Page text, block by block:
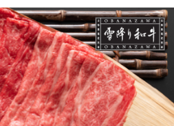
5等級限定 雪降り和牛尾花沢 しゃぶしゃぶ す
山形牛 5等級限定 雪降り和牛尾花沢 し
すき焼き(牛肉) 5等級限定 雪降り和牛
しゃぶしゃぶ(牛肉) 5等級限定 雪降り